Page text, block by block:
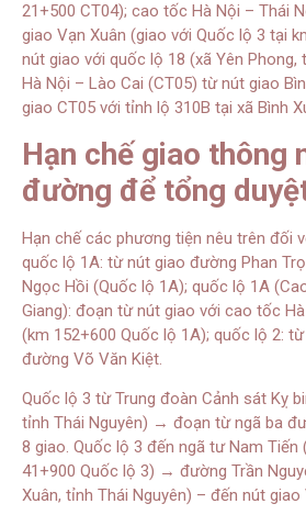
21+500 CT04); cao tốc Hà Nội – Thái
giao Vạn Xuân (giao với Quốc lộ 3 tại
nút giao với quốc lộ 18 (xã Yên Phong,
Hà Nội – Lào Cai (CT05) từ nút giao
giao CT05 với tỉnh lộ 310B tại xã Bình
Hạn chế giao thông
đường để tổng
Hạn chế các phương tiện nêu trên đối
quốc lộ 1A: từ nút giao đường Phan
Ngọc Hồi (Quốc lộ 1A); quốc lộ 1A
Giang): đoạn từ nút giao với cao tốc
(km 152+600 Quốc lộ 1A); quốc lộ 2:
đường Võ Văn Kiệt.
Quốc lộ 3 từ Trung đoàn Cảnh sát Kỵ
tỉnh Thái Nguyên) → đoạn từ ngã ba
8 giao. Quốc lộ 3 đến ngã tư Nam
41+900 Quốc lộ 3) → đường Trần
Xuân, tỉnh Thái Nguyên) – đến nút giao